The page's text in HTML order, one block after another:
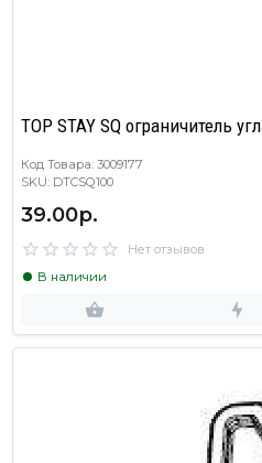
TOP STAY SQ ограничитель
Код Товара: 3009177
SKU: DTCSQ100
39.00р.
Нет отзывов
В наличии